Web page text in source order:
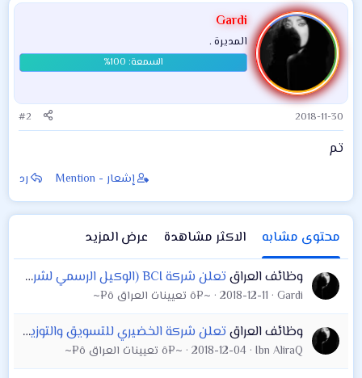
Gardi
المديرة .
2018-11-30
#2
تم
إشعار - Mention رد
محتوى مشابه الاكثر مشاهدة
عرض المزيد
وظائف العراق تعلن شركة BCI (الوكيل الرسمي لشركة سامسونج في العراق) عن توفر فرصة عمل
Gardi
2018-12-11 ~¤ô تعيينات العراق ô¤~
وظائف العراق تعلن شركة الخضيري للتسويق والتوزيع الوكيل الرسمي لزيوت شُل في العراق عن حاجتها الى مندوب تسويق محافظة بغداد على ان يكون لديه :-
Ibn AliraQ
2018-12-04 ~¤ô تعيينات العراق ô¤~